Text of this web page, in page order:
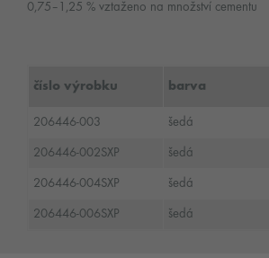
0,75–1,25 % vztaženo na množství cementu
číslo výrobku barva
206446-003 šedá
206446-002SXP šedá
206446-004SXP šedá
206446-006SXP šedá